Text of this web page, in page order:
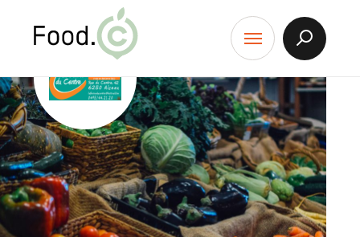
Menu
Afficher